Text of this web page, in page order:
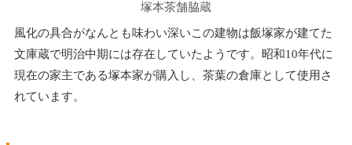
塚本茶舗脇蔵
風化の具合がなんとも味わい深いこの建物は飯塚家が建てた
文庫蔵で明治中期には存在していたようです。昭和10年代に
現在の家主である塚本家が購入し、茶葉の倉庫として使用さ
れています。